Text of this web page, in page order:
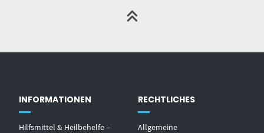
INFORMATIONEN
Hilfsmittel & Heilbehelfe –
RECHTLICHES
Allgemeine